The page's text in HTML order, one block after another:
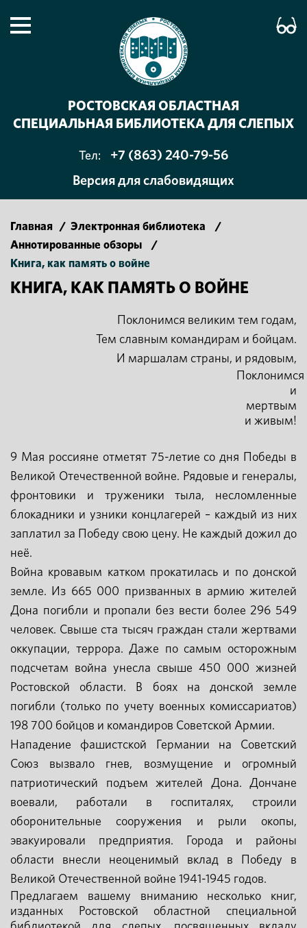
РОСТОВСКАЯ ОБЛАСТНАЯ
СПЕЦИАЛЬНАЯ БИБЛИОТЕКА ДЛЯ СЛЕПЫХ
Тел:
+7 (863) 240-79-56
Версия для слабовидящих
Главная / Электронная библиотека
/
Аннотированные обзоры
/
Книга, как память о войне
КНИГА, КАК ПАМЯТЬ О ВОЙНЕ
Поклонимся великим тем годам,
Тем славным командирам и бойцам.
И маршалам страны, и рядовым,
Поклонимся
и
мертвым
и живым!
9 Мая россияне отметят 75-летие со дня Победы в
Великой Отечественной войне. Рядовые и генералы,
фронтовики и труженики тыла, несломленные
блокадники и узники концлагерей – каждый из них
заплатил за Победу свою цену. Не каждый дожил до
неё.
Война кровавым катком прокатилась и по донской
земле. Из 665 000 призванных в армию жителей
Дона погибли и пропали без вести более 296 549
человек. Свыше ста тысяч граждан стали жертвами
оккупации, террора. Даже по самым осторожным
подсчетам война унесла свыше 450 000 жизней
Ростовской области. В боях на донской земле
погибли (только по учету военных комиссариатов)
198 700 бойцов и командиров Советской Армии.
Нападение фашистской Германии на Советский
Союз вызвало гнев, возмущение и огромный
патриотический подъем жителей Дона. Дончане
воевали, работали в госпиталях, строили
оборонительные сооружения и рыли окопы,
эвакуировали предприятия. Города и районы
области внесли неоценимый вклад в Победу в
Великой Отечественной войне 1941-1945 годов.
Предлагаем вашему вниманию несколько книг,
изданных Ростовской областной специальной